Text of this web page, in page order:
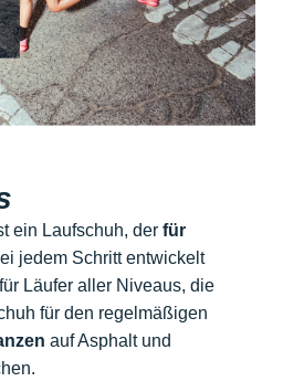
ein Laufschuh, der für
jedem Schritt entwickelt
Läufer aller Niveaus, die
für den regelmäßigen
auf Asphalt und